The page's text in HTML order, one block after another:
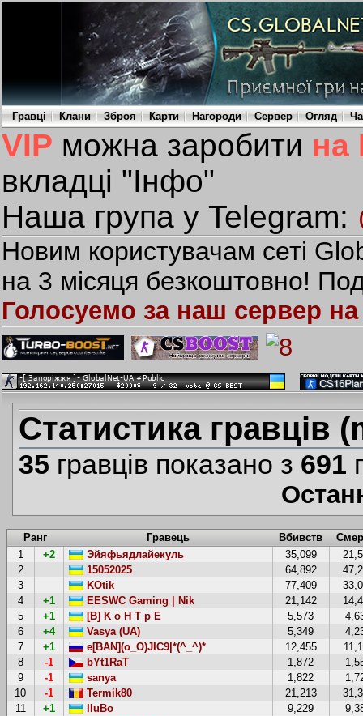
Гравці Клани Зброя Карти Нагороди Сервер Огляд
VIP можна заробити на
вкладці "Інфо"
Наша група у Telegram:
Новим користувачам сеті
на 3 місяця безкоштовно!
Голосуемо за наш сервер на
Статистика гравців
35 гравців показано з 691
Ранг Гравець Вбивств
1
+2 Эйяфьядлайекуль 35,099
2
15052025 64,892
3
KOtik 77,409
4
+1 EESWC Gaming | Nik 21,142
5
+1 [B] K o H T p E 5,573
6
+4 Vasya (UA) 5,349
7
+1 e[BAN](o_O)JIC9|*(^_^)* 12,455
8
-1 bYt1RaT 1,872
9
-1 sanya 1,822
10
-1 Termik80 21,213
11
+1 IIuBo 9,229